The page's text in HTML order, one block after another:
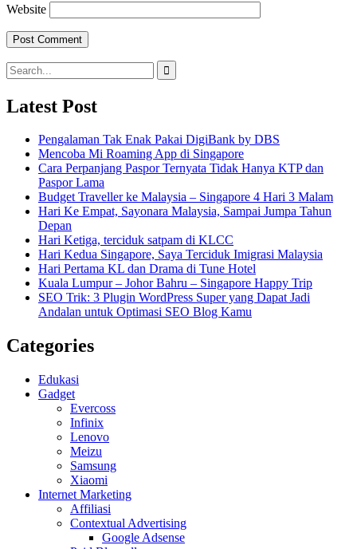
Website
Search
for:
Latest Post
Pengalaman Tak Enak Pakai DigiBank by DBS
Mencoba Mi Roaming App di Singapore
Cara Perpanjang Paspor Ternyata Tidak Hanya KTP dan
Paspor Lama
Budget Traveller ke Malaysia – Singapore 4 Hari 3 Malam
Hari Ke Empat, Sayonara Malaysia, Sampai Jumpa Tahun
Depan
Hari Ketiga, terciduk satpam di KLCC
Hari Kedua Singapore, Saya Terciduk Imigrasi Malaysia
Hari Pertama KL dan Drama di Tune Hotel
Kuala Lumpur – Johor Bahru – Singapore Happy Trip
SEO Trik: 3 Plugin WordPress Super yang Dapat Jadi
Andalan untuk Optimasi SEO Blog Kamu
Categories
Edukasi
Gadget
Evercoss
Infinix
Lenovo
Meizu
Samsung
Xiaomi
Internet Marketing
Affiliasi
Contextual Advertising
Google Adsense